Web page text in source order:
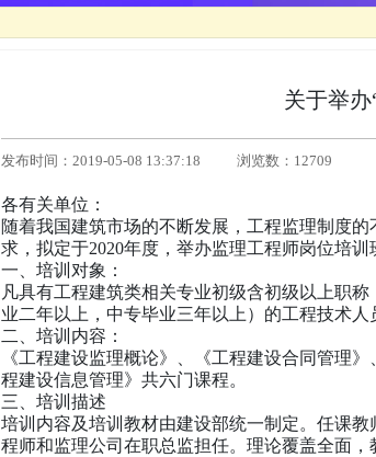
关于举
发布时间：2019-05-08 13:37:18 浏览数：12709
各有关单位：
随着我国建筑市场的不断发展，工程监理制度
求，拟定于2020年度，举办监理工程师岗位培训
一、培训对象：
凡具有工程建筑类相关专业初级含初级以上职
业二年以上，中专毕业三年以上）的工程技术人
二、培训内容：
《工程建设监理概论》、《工程建设合同管理
程建设信息管理》共六门课程。
三、培训描述
培训内容及培训教材由建设部统一制定。任课
程师和监理公司在职总监担任。理论覆盖全面